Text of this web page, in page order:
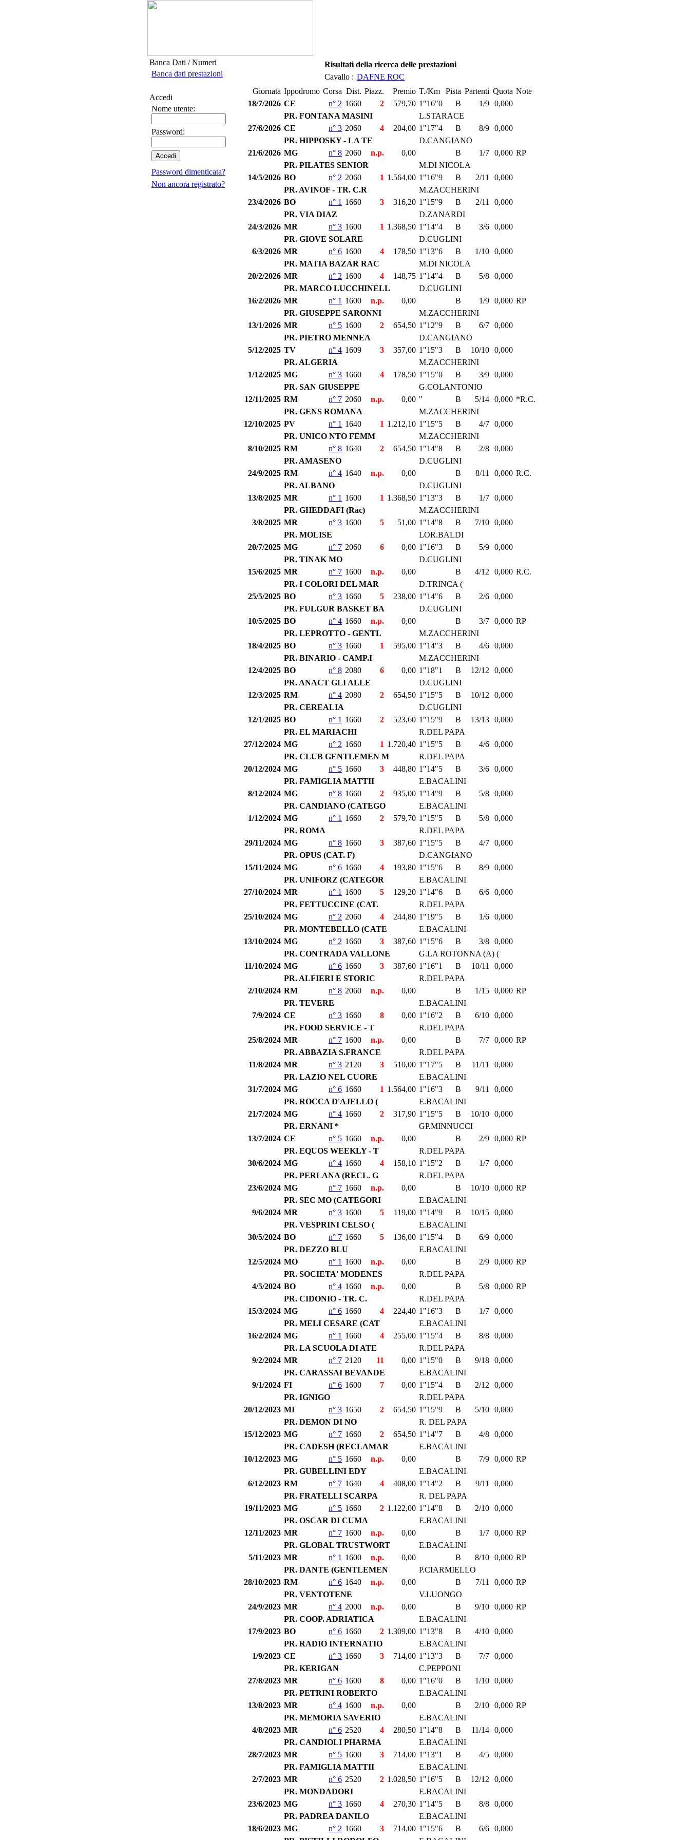
Banca Dati / Numeri
Banca dati prestazioni
Accedi
Nome utente:
Password:
Password dimenticata?
Non ancora registrato?
Risultati della ricerca delle prestazioni
Cavallo : DAFNE ROC
Giornata Ippodromo Corsa Dist. Piazz. Premio T./Km Pista Partenti Quota Note
18/7/2026 CE n° 2 1660 2 579,70 1"16"0 B 1/9 0,000
PR. FONTANA MASINI
L.STARACE
27/6/2026 CE n° 3 2060 4 204,00 1"17"4 B 8/9 0,000
PR. HIPPOSKY - LA TE
D.CANGIANO
21/6/2026 MG n° 8 2060 n.p. 0,00 B 1/7 0,000 RP
PR. PILATES SENIOR
M.DI NICOLA
14/5/2026 BO n° 2 2060 1 1.564,00 1"16"9 B 2/11
0,000
PR. AVINOF - TR. C.R
M.ZACCHERINI
23/4/2026 BO n° 1 1660 3 316,20 1"15"9 B 2/11
0,000
PR. VIA DIAZ
D.ZANARDI
24/3/2026 MR n° 3 1600 1 1.368,50 1"14"4 B 3/6 0,000
PR. GIOVE SOLARE
D.CUGLINI
6/3/2026 MR n° 6 1600 4 178,50 1"13"6 B 1/10 0,000
PR. MATIA BAZAR RAC
M.DI NICOLA
20/2/2026 MR n° 2 1600 4 148,75 1"14"4 B 5/8 0,000
PR. MARCO LUCCHINELL
D.CUGLINI
16/2/2026 MR n° 1 1600 n.p. 0,00 B 1/9 0,000 RP
PR. GIUSEPPE SARONNI
M.ZACCHERINI
13/1/2026 MR n° 5 1600 2 654,50 1"12"9 B 6/7 0,000
PR. PIETRO MENNEA
D.CANGIANO
5/12/2025 TV n° 4 1609 3 357,00 1"15"3 B 10/10 0,000
PR. ALGERIA
M.ZACCHERINI
1/12/2025 MG n° 3 1660 4 178,50 1"15"0 B 3/9 0,000
PR. SAN GIUSEPPE
G.COLANTONIO
12/11/2025 RM n° 7 2060 n.p. 0,00 " B 5/14 0,000 *R.C.
PR. GENS ROMANA
M.ZACCHERINI
12/10/2025 PV n° 1 1640 1 1.212,10 1"15"5 B 4/7 0,000
PR. UNICO NTO FEMM
M.ZACCHERINI
8/10/2025 RM n° 8 1640 2 654,50 1"14"8 B 2/8 0,000
PR. AMASENO
D.CUGLINI
24/9/2025 RM n° 4 1640 n.p. 0,00 B 8/11 0,000 R.C.
PR. ALBANO
D.CUGLINI
13/8/2025 MR n° 1 1600 1 1.368,50 1"13"3 B 1/7 0,000
PR. GHEDDAFI (Rac)
M.ZACCHERINI
3/8/2025 MR n° 3 1600 5 51,00 1"14"8 B 7/10 0,000
PR. MOLISE
LOR.BALDI
20/7/2025 MG n° 7 2060 6 0,00 1"16"3 B 5/9 0,000
PR. TINAK MO
D.CUGLINI
15/6/2025 MR n° 7 1600 n.p. 0,00 B 4/12 0,000 R.C.
PR. I COLORI DEL MAR
D.TRINCA (
25/5/2025 BO n° 3 1660 5 238,00 1"14"6 B 2/6 0,000
PR. FULGUR BASKET BA
D.CUGLINI
10/5/2025 BO n° 4 1660 n.p. 0,00 B 3/7 0,000 RP
PR. LEPROTTO - GENTL
M.ZACCHERINI
18/4/2025 BO n° 3 1660 1 595,00 1"14"3 B 4/6 0,000
PR. BINARIO - CAMP.I
M.ZACCHERINI
12/4/2025 BO n° 8 2080 6 0,00 1"18"1 B 12/12
0,000
PR. ANACT GLI ALLE
D.CUGLINI
12/3/2025 RM n° 4 2080 2 654,50 1"15"5 B 10/12
0,000
PR. CEREALIA
D.CUGLINI
12/1/2025 BO n° 1 1660 2 523,60 1"15"9 B 13/13 0,000
PR. EL MARIACHI
R.DEL PAPA
27/12/2024 MG n° 2 1660 1 1.720,40 1"15"5 B 4/6 0,000
PR. CLUB GENTLEMEN M
R.DEL PAPA
20/12/2024 MG n° 5 1660 3 448,80 1"14"5 B 3/6 0,000
PR. FAMIGLIA MATTII
E.BACALINI
8/12/2024 MG n° 8 1660 2 935,00 1"14"9 B 5/8 0,000
PR. CANDIANO (CATEGO
E.BACALINI
1/12/2024 MG n° 1 1660 2 579,70 1"15"5 B 5/8 0,000
PR. ROMA
R.DEL PAPA
29/11/2024 MG n° 8 1660 3 387,60 1"15"5 B 4/7 0,000
PR. OPUS (CAT. F)
D.CANGIANO
15/11/2024 MG n° 6 1660 4 193,80 1"15"6 B 8/9 0,000
PR. UNIFORZ (CATEGOR
E.BACALINI
27/10/2024 MR n° 1 1600 5 129,20 1"14"6 B 6/6 0,000
PR. FETTUCCINE (CAT.
R.DEL PAPA
25/10/2024 MG n° 2 2060 4 244,80 1"19"5 B 1/6 0,000
PR. MONTEBELLO (CATE
E.BACALINI
13/10/2024 MG n° 2 1660 3 387,60 1"15"6 B 3/8 0,000
PR. CONTRADA VALLONE
G.LA ROTONNA (A) (
11/10/2024 MG n° 6 1660 3 387,60 1"16"1 B 10/11
0,000
PR. ALFIERI E STORIC
R.DEL PAPA
2/10/2024 RM n° 8 2060 n.p. 0,00 B 1/15 0,000 RP
PR. TEVERE
E.BACALINI
7/9/2024 CE n° 3 1660 8 0,00 1"16"2 B 6/10 0,000
PR. FOOD SERVICE - T
R.DEL PAPA
25/8/2024 MR n° 7 1600 n.p. 0,00 B 7/7 0,000 RP
PR. ABBAZIA S.FRANCE
R.DEL PAPA
11/8/2024 MR n° 3 2120 3 510,00 1"17"5 B 11/11
0,000
PR. LAZIO NEL CUORE
E.BACALINI
31/7/2024 MG n° 6 1660 1 1.564,00 1"16"3 B 9/11
0,000
PR. ROCCA D'AJELLO (
E.BACALINI
21/7/2024 MG n° 4 1660 2 317,90 1"15"5 B 10/10 0,000
PR. ERNANI *
GP.MINNUCCI
13/7/2024 CE n° 5 1660 n.p. 0,00 B 2/9 0,000 RP
PR. EQUOS WEEKLY - T
R.DEL PAPA
30/6/2024 MG n° 4 1660 4 158,10 1"15"2 B 1/7 0,000
PR. PERLANA (RECL. G
R.DEL PAPA
23/6/2024 MG n° 7 1660 n.p. 0,00 B 10/10 0,000 RP
PR. SEC MO (CATEGORI
E.BACALINI
9/6/2024 MR n° 3 1600 5 119,00 1"14"9 B 10/15 0,000
PR. VESPRINI CELSO (
E.BACALINI
30/5/2024 BO n° 7 1660 5 136,00 1"15"4 B 6/9 0,000
PR. DEZZO BLU
E.BACALINI
12/5/2024 MO n° 1 1600 n.p. 0,00 B 2/9 0,000 RP
PR. SOCIETA' MODENES
R.DEL PAPA
4/5/2024 BO n° 4 1660 n.p. 0,00 B 5/8 0,000 RP
PR. CIDONIO - TR. C.
R.DEL PAPA
15/3/2024 MG n° 6 1660 4 224,40 1"16"3 B 1/7 0,000
PR. MELI CESARE (CAT
E.BACALINI
16/2/2024 MG n° 1 1660 4 255,00 1"15"4 B 8/8 0,000
PR. LA SCUOLA DI ATE
R.DEL PAPA
9/2/2024 MR n° 7 2120 11 0,00 1"15"0 B 9/18 0,000
PR. CARASSAI BEVANDE
E.BACALINI
9/1/2024 FI n° 6 1600 7 0,00 1"15"4 B 2/12
0,000
PR. IGNIGO
R.DEL PAPA
20/12/2023 MI n° 3 1650 2 654,50 1"15"9 B 5/10 0,000
PR. DEMON DI NO
R. DEL PAPA
15/12/2023 MG n° 7 1660 2 654,50 1"14"7 B 4/8 0,000
PR. CADESH (RECLAMAR
E.BACALINI
10/12/2023 MG n° 5 1660 n.p. 0,00 B 7/9 0,000 RP
PR. GUBELLINI EDY
E.BACALINI
6/12/2023 RM n° 7 1640 4 408,00 1"14"2 B 9/11
0,000
PR. FRATELLI SCARPA
R. DEL PAPA
19/11/2023 MG n° 5 1660 2 1.122,00 1"14"8 B 2/10 0,000
PR. OSCAR DI CUMA
E.BACALINI
12/11/2023 MR n° 7 1600 n.p. 0,00 B 1/7 0,000 RP
PR. GLOBAL TRUSTWORT
E.BACALINI
5/11/2023 MR n° 1 1600 n.p. 0,00 B 8/10 0,000 RP
PR. DANTE (GENTLEMEN
P.CIARMIELLO
28/10/2023 RM n° 6 1640 n.p. 0,00 B 7/11 0,000 RP
PR. VENTOTENE
V.LUONGO
24/9/2023 MR n° 4 2000 n.p. 0,00 B 9/10 0,000 RP
PR. COOP. ADRIATICA
E.BACALINI
17/9/2023 BO n° 6 1660 2 1.309,00 1"13"8 B 4/10 0,000
PR. RADIO INTERNATIO
E.BACALINI
1/9/2023 CE n° 3 1660 3 714,00 1"13"3 B 7/7 0,000
PR. KERIGAN
C.PEPPONI
27/8/2023 MR n° 6 1600 8 0,00 1"16"0 B 1/10 0,000
PR. PETRINI ROBERTO
E.BACALINI
13/8/2023 MR n° 4 1600 n.p. 0,00 B 2/10 0,000 RP
PR. MEMORIA SAVERIO
E.BACALINI
4/8/2023 MR n° 6 2520 4 280,50 1"14"8 B 11/14 0,000
PR. CANDIOLI PHARMA
E.BACALINI
28/7/2023 MR n° 5 1600 3 714,00 1"13"1 B 4/5 0,000
PR. FAMIGLIA MATTII
E.BACALINI
2/7/2023 MR n° 6 2520 2 1.028,50 1"16"5 B 12/12
0,000
PR. MONDADORI
E.BACALINI
23/6/2023 MG n° 3 1660 4 270,30 1"14"5 B 8/8 0,000
PR. PADREA DANILO
E.BACALINI
18/6/2023 MG n° 2 1660 3 714,00 1"15"6 B 6/6 0,000